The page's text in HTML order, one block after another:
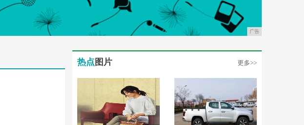
广告
热点 图片 更多>>